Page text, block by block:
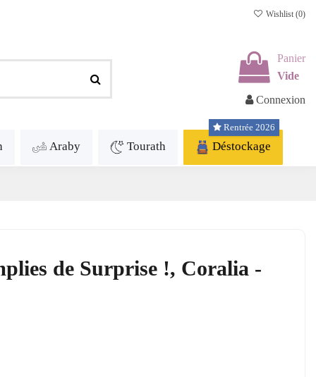
Wishlist (0)
Panier
Vide
Connexion
Araby Tourath Déstockage
Rentrée 2026
de Surprise !, Coralia -